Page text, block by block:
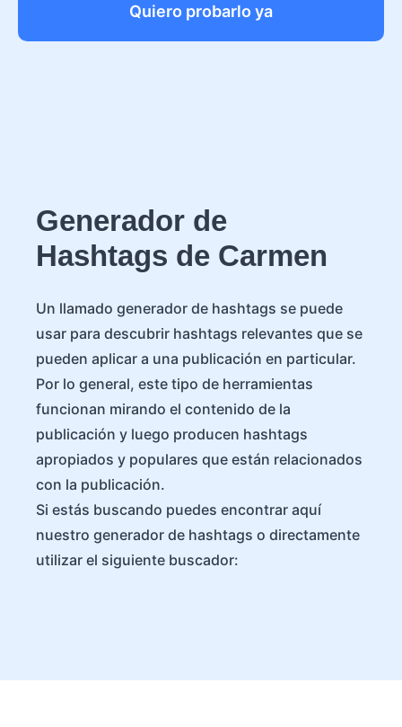
Quiero probarlo ya
Generador de
Hashtags de Carmen
Un llamado generador de hashtags se puede
usar para descubrir hashtags relevantes que se
pueden aplicar a una publicación en particular.
Por lo general, este tipo de herramientas
funcionan mirando el contenido de la
publicación y luego producen hashtags
apropiados y populares que están relacionados
con la publicación.
Si estás buscando puedes encontrar aquí
nuestro generador de hashtags o directamente
utilizar el siguiente buscador: